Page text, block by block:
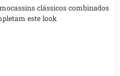
clássicos combinados
este look